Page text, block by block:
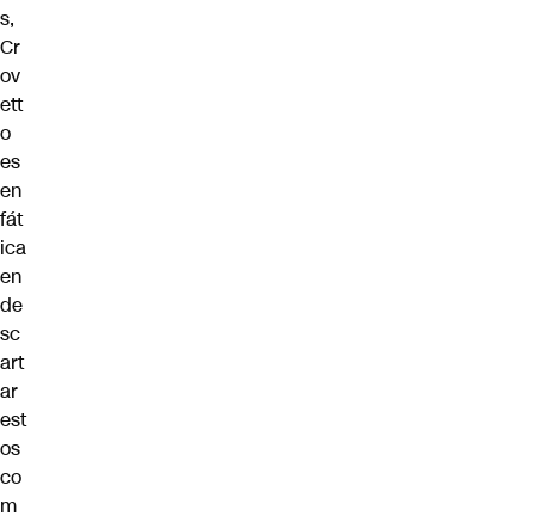
s,
Cr
ov
ett
o
es
en
fát
ica
en
de
sc
art
ar
est
os
co
m